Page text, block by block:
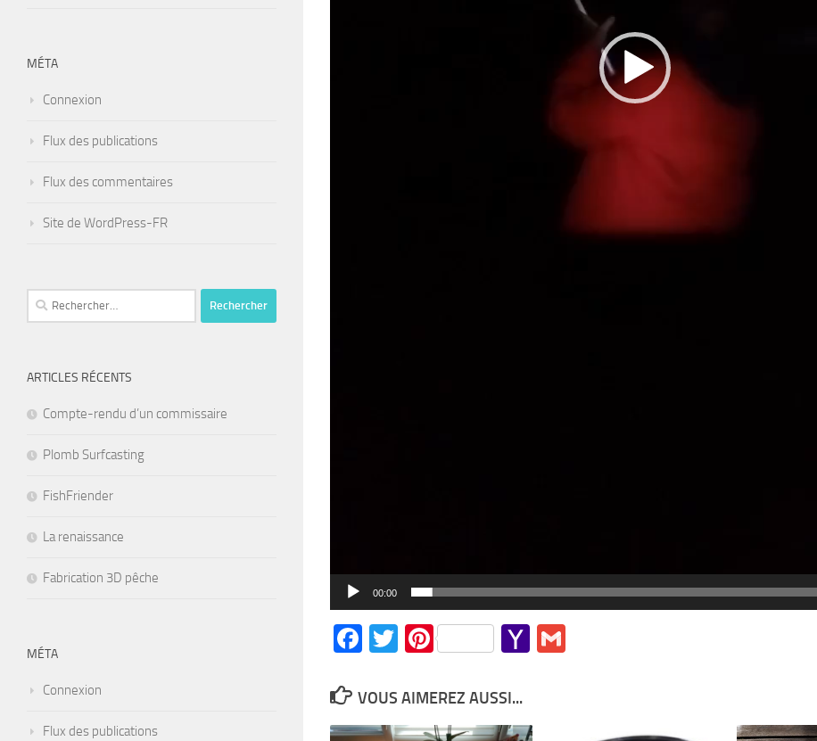
00:00
Facebook
TwitterPinterestYahoo
VOUS AIMEREZ AUSSI...
MÉTA
Connexion
Flux des publications
Flux des commentaires
Site de WordPress-FR
Rechercher :
ARTICLES RÉCENTS
Compte-rendu d’un commissaire
Plomb Surfcasting
FishFriender
La renaissance
Fabrication 3D pêche
MÉTA
Connexion
Flux des publications